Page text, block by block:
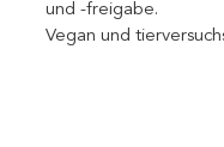
und -freigabe.
Vegan und